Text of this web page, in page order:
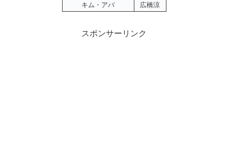
キム・アバ
広橋涼
スポンサーリンク